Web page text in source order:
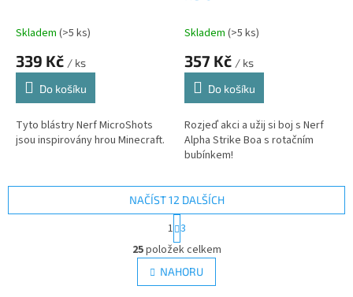
Skladem (>5 ks)
339 Kč / ks
Do košíku
Tyto blástry Nerf MicroShots
jsou inspirovány hrou Minecraft.
Skladem (>5 ks)
357 Kč / ks
Do košíku
Rozjeď akci a užij si boj s Nerf
Alpha Strike Boa s rotačním
bubínkem!
O
v
l
á
NAČÍST 12 DALŠÍCH
t
r
á
n
k
1 3
25položek celkem
NAHORU